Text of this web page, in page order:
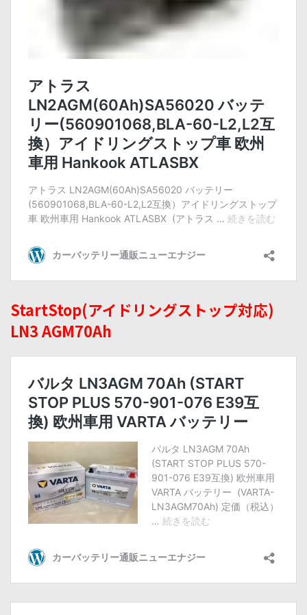
StartStop(アイドリングストップ対応)
LN3 AGM70Ah